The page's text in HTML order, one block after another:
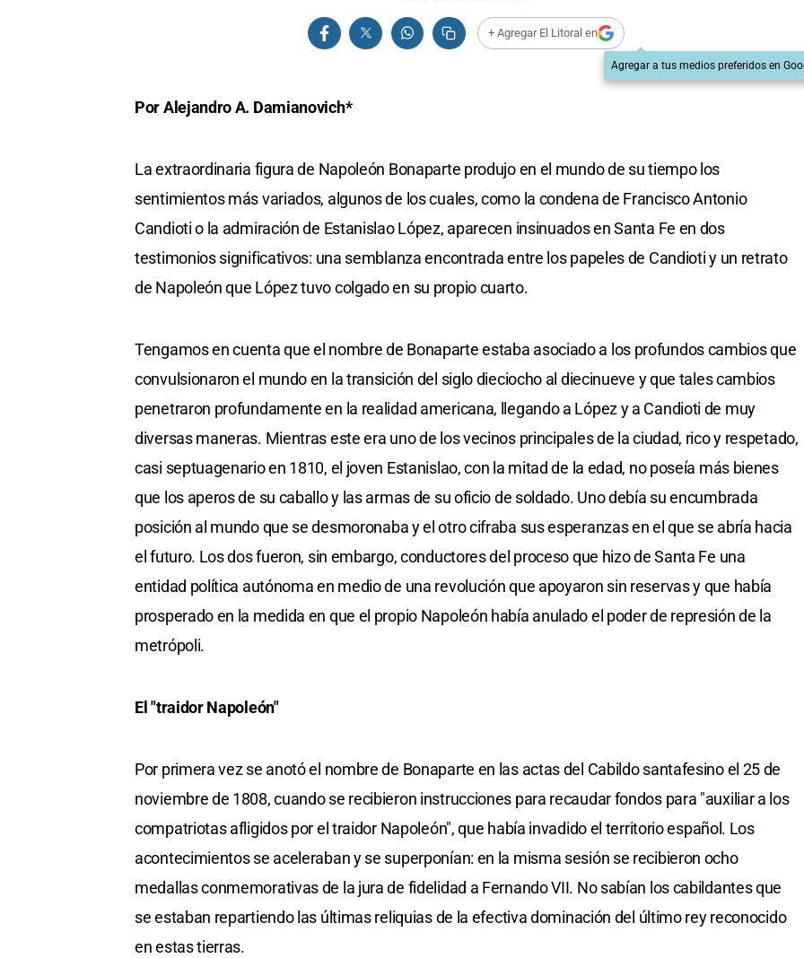
+ Agregar El Litoral en
Agregar a tus medios preferidos en
Por Alejandro A. Damianovich*
La extraordinaria figura de Napoleón Bonaparte produjo en el mundo de su tiempo los
sentimientos más variados, algunos de los cuales, como la condena de Francisco Antonio
Candioti o la admiración de Estanislao López, aparecen insinuados en Santa Fe en dos
testimonios significativos: una semblanza encontrada entre los papeles de Candioti y un retrato
de Napoleón que López tuvo colgado en su propio cuarto.
Tengamos en cuenta que el nombre de Bonaparte estaba asociado a los profundos cambios que
convulsionaron el mundo en la transición del siglo dieciocho al diecinueve y que tales cambios
penetraron profundamente en la realidad americana, llegando a López y a Candioti de muy
diversas maneras. Mientras este era uno de los vecinos principales de la ciudad, rico y respetado,
casi septuagenario en 1810, el joven Estanislao, con la mitad de la edad, no poseía más bienes
que los aperos de su caballo y las armas de su oficio de soldado. Uno debía su encumbrada
posición al mundo que se desmoronaba y el otro cifraba sus esperanzas en el que se abría hacia
el futuro. Los dos fueron, sin embargo, conductores del proceso que hizo de Santa Fe una
entidad política autónoma en medio de una revolución que apoyaron sin reservas y que había
prosperado en la medida en que el propio Napoleón había anulado el poder de represión de la
metrópoli.
El "traidor Napoleón"
Por primera vez se anotó el nombre de Bonaparte en las actas del Cabildo santafesino el 25 de
noviembre de 1808, cuando se recibieron instrucciones para recaudar fondos para "auxiliar a los
compatriotas afligidos por el traidor Napoleón", que había invadido el territorio español. Los
acontecimientos se aceleraban y se superponían: en la misma sesión se recibieron ocho
medallas conmemorativas de la jura de fidelidad a Fernando VII. No sabían los cabildantes que
se estaban repartiendo las últimas reliquias de la efectiva dominación del último rey reconocido
en estas tierras.